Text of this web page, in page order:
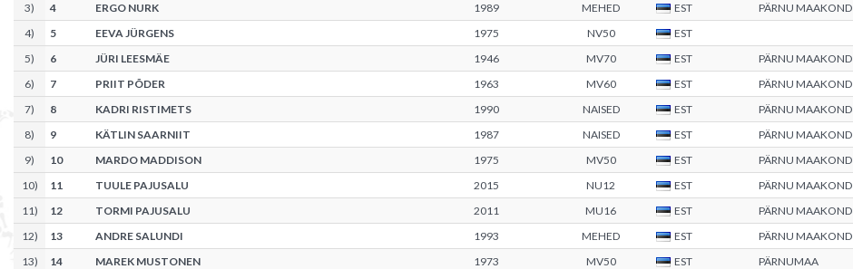
3) 4 ERGO NURK 1989 MEHED EST PÄRNU MAAKOND
4) 5 EEVA JÜRGENS 1975 NV50 EST
5) 6 JÜRI LEESMÄE 1946 MV70 EST PÄRNU MAAKOND
6) 7 PRIIT PÕDER 1963 MV60 EST PÄRNU MAAKOND
7) 8 KADRI RISTIMETS 1990 NAISED EST
PÄRNU MAAKOND
8) 9 KÄTLIN SAARNIIT 1987 NAISED EST PÄRNU MAAKOND
9) 10 MARDO MADDISON 1975 MV50 EST
PÄRNU MAAKOND
10) 11 TUULE PAJUSALU 2015 NU12 EST PÄRNU MAAKOND
11) 12 TORMI PAJUSALU 2011 MU16 EST PÄRNU MAAKOND
12) 13 ANDRE SALUNDI 1993 MEHED EST
PÄRNU MAAKOND
13) 14 MAREK MUSTONEN 1973 MV50 EST
PÄRNUMAA